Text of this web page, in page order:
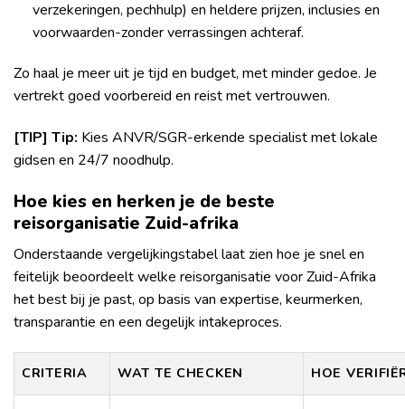
verzekeringen, pechhulp) en heldere prijzen, inclusies en
voorwaarden-zonder verrassingen achteraf.
Zo haal je meer uit je tijd en budget, met minder gedoe. Je
vertrekt goed voorbereid en reist met vertrouwen.
[TIP] Tip: Kies ANVR/SGR-erkende specialist met lokale
gidsen en 24/7 noodhulp.
Hoe kies en herken je de beste
reisorganisatie Zuid-afrika
Onderstaande vergelijkingstabel laat zien hoe je snel en
feitelijk beoordeelt welke reisorganisatie voor Zuid-Afrika
het best bij je past, op basis van expertise, keurmerken,
transparantie en een degelijk intakeproces.
CRITERIA WAT TE CHECKEN HOE